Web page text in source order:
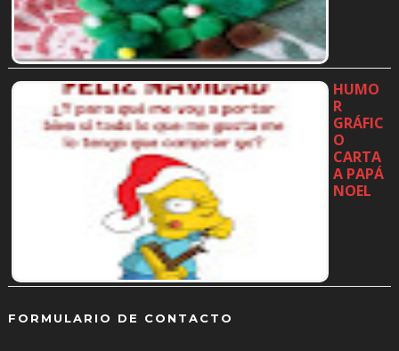
HUMO
R
GRÁFIC
O
CARTA
A PAPÁ
NOEL
FORMULARIO DE CONTACTO